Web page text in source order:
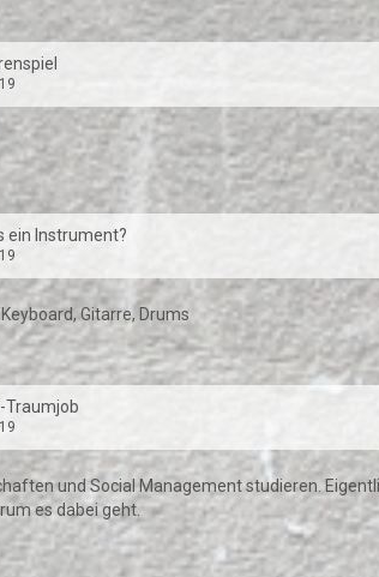
ein Instrument?
Gitarre, Drums
Traumjob
und Social Management studieren.
es dabei geht.